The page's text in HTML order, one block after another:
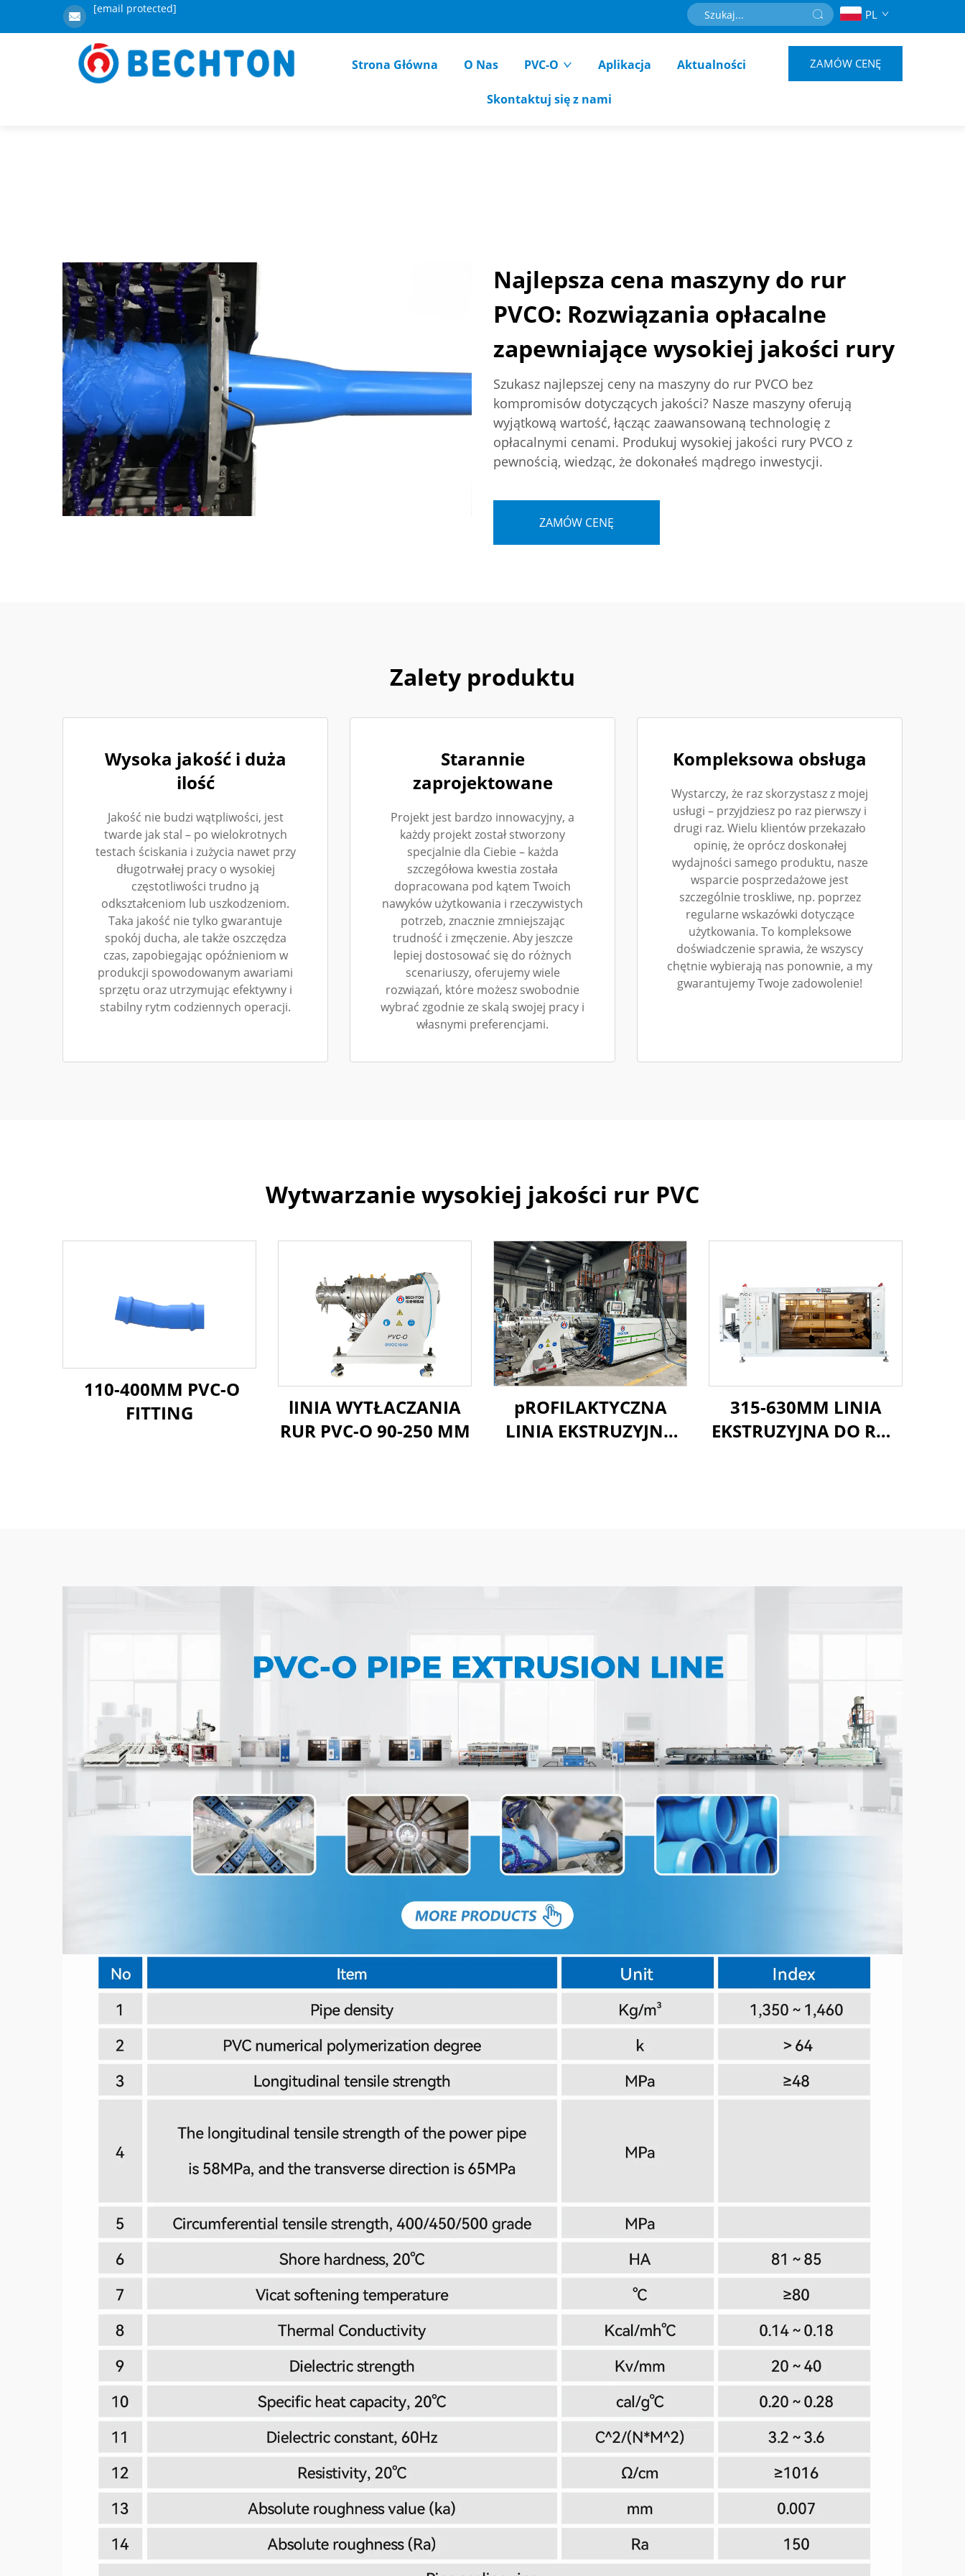
[email protected] PL
Strona Główna O Nas PVC-O Aplikacja Aktualności
Skontaktuj się z nami
ZAMÓW CENĘ
Najlepsza cena maszyny do rur
PVCO: Rozwiązania opłacalne
zapewniające wysokiej jakości rury
Szukasz najlepszej ceny na maszyny do rur PVCO bez
kompromisów dotyczących jakości? Nasze maszyny oferują
wyjątkową wartość, łącząc zaawansowaną technologię z
opłacalnymi cenami. Produkuj wysokiej jakości rury PVCO z
pewnością, wiedząc, że dokonałeś mądrego inwestycji.
ZAMÓW CENĘ
Zalety produktu
Wysoka jakość i duża
ilość
Jakość nie budzi wątpliwości, jest
twarde jak stal – po wielokrotnych
testach ściskania i zużycia nawet przy
długotrwałej pracy o wysokiej
częstotliwości trudno ją
odkształceniom lub uszkodzeniom.
Taka jakość nie tylko gwarantuje
spokój ducha, ale także oszczędza
czas, zapobiegając opóźnieniom w
produkcji spowodowanym awariami
sprzętu oraz utrzymując efektywny i
stabilny rytm codziennych operacji.
Starannie
zaprojektowane
Projekt jest bardzo innowacyjny, a
każdy projekt został stworzony
specjalnie dla Ciebie – każda
szczegółowa kwestia została
dopracowana pod kątem Twoich
nawyków użytkowania i rzeczywistych
potrzeb, znacznie zmniejszając
trudność i zmęczenie. Aby jeszcze
lepiej dostosować się do różnych
scenariuszy, oferujemy wiele
rozwiązań, które możesz swobodnie
wybrać zgodnie ze skalą swojej pracy i
własnymi preferencjami.
Kompleksowa obsługa
Wystarczy, że raz skorzystasz z mojej
usługi – przyjdziesz po raz pierwszy i
drugi raz. Wielu klientów przekazało
opinię, że oprócz doskonałej
wydajności samego produktu, nasze
wsparcie posprzedażowe jest
szczególnie troskliwe, np. poprzez
regularne wskazówki dotyczące
użytkowania. To kompleksowe
doświadczenie sprawia, że wszyscy
chętnie wybierają nas ponownie, a my
gwarantujemy Twoje zadowolenie!
Wytwarzanie wysokiej jakości rur PVC
110-400MM PVC-O
FITTING
lINIA WYTŁACZANIA
RUR PVC-O 90-250 MM
pROFILAKTYCZNA
LINIA EKSTRUZYJNA
315-630MM LINIA
EKSTRUZYJNA DO RUR